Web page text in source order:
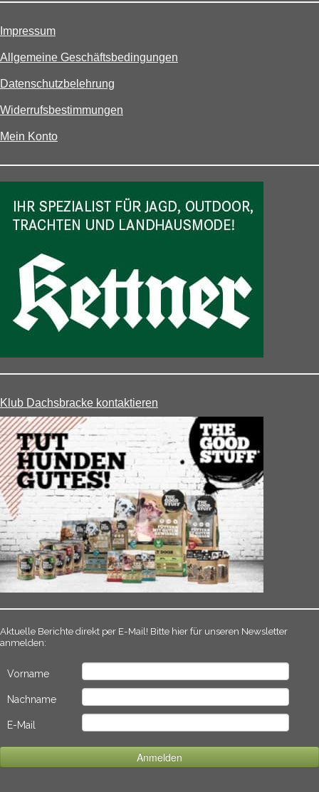
Impressum
Allgemeine Geschäftsbedingungen
Datenschutzbelehrung
Widerrufsbestimmungen
Mein Konto
Klub Dachsbracke kontaktieren
Aktuelle Berichte direkt per E-Mail! Bitte hier für unseren Newsletter
anmelden:
Vorname
Nachname
E-Mail